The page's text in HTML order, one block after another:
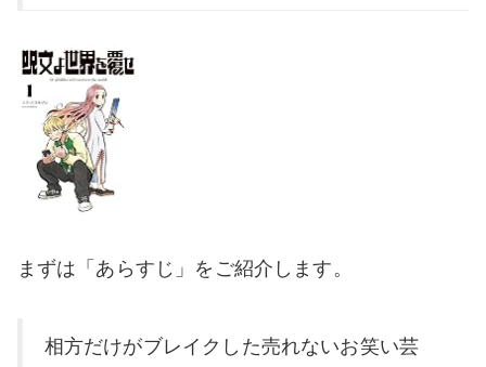
まずは「あらすじ」をご紹介します。
相方だけがブレイクした売れないお笑い芸